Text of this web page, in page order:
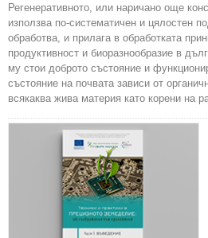
Регенеративното, или наричано още
използва по-систематичен и цялостен
обработва, и прилага в обработката
продуктивност и биоразнообразие в
му стои доброто състояние и
състояние на почвата зависи от
всякаква жива материя като корени на